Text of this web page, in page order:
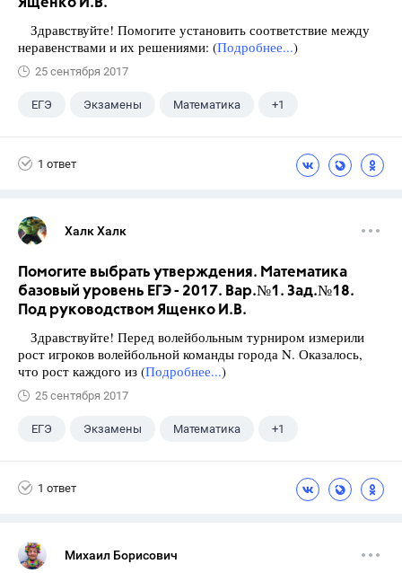
Ященко И.В.
Здравствуйте! Помогите установить соответствие между
неравенствами и их решениями: (Подробнее...)
25 сентября 2017
ЕГЭ Экзамены Математика +1
1 ответ
Халк Халк
Помогите выбрать утверждения. Математика
базовый уровень ЕГЭ - 2017. Вар.№1. Зад.№18.
Под руководством Ященко И.В.
Здравствуйте! Перед волейбольным турниром измерили
рост игроков волейбольной команды города N. Оказалось,
что рост каждого из (Подробнее...)
25 сентября 2017
ЕГЭ Экзамены Математика +1
1 ответ
Михаил Борисович